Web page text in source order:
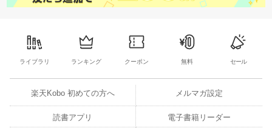
ライブラリ ランキング クーポン 無料 セール
楽天Kobo 初めての方へ メルマガ設定
読書アプリ 電子書籍リーダー